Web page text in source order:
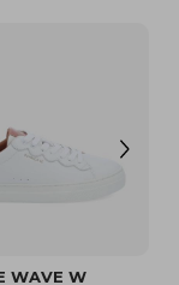
SHEFFIELD